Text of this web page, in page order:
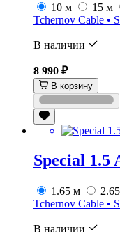
10 м 15 м
Tchernov Cable •
В наличии
8 990 ₽
В корзину
Special 1.5
1.65 м
Tchernov Cable •
В наличии